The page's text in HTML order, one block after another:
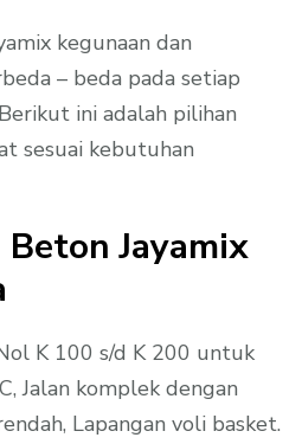
kegunaan dan
– beda pada setiap
ini adalah pilihan
sesuai kebutuhan
Jayamix
K 100 s/d K 200 untuk
Jalan komplek dengan
Lapangan voli basket.